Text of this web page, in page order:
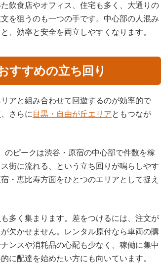
飲食店やオフィス、住宅も多く、大通りの
を狙うのも一つの手です。中心部の人混み
、効率と安全を両立しやすくなります。
すすめの立ち回り
アと組み合わせて回遊するのが効率的で
、さらに 目黒・自由が丘エリアともつなが
ピークは渋谷・原宿の中心部で件数を稼
街に流れる、という立ち回りが鳴らしやす
・恵比寿方面をひとつのエリアとして捉え
多く集まります。差をつけるには、注文が
欠かせません。レンタル原付なら車両の購
ンスや消耗品の心配も少なく、稼働に集中
に配達を始めたい方にも向いています。